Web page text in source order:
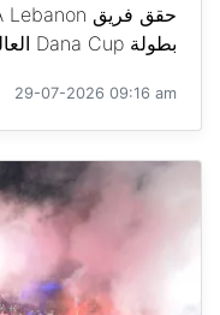
بطولة Dana Cup العالمية في الدنمارك لفئة...
29-07-2026 09:16 am